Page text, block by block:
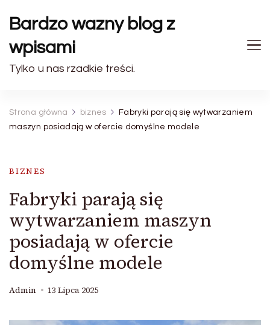
Bardzo wazny blog z
wpisami
Tylko u nas rzadkie treści.
Strona główna biznes
Fabryki parają się wytwarzaniem
maszyn posiadają w ofercie domyślne modele
BIZNES
Fabryki parają się
wytwarzaniem maszyn
posiadają w ofercie
domyślne modele
Admin 13 Lipca 2025